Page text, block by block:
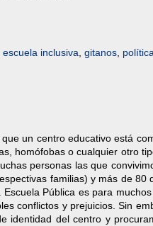
escuela inclusiva gitanos política
un centro educativo está
homófobas o cualquier otro
personas las que
familias) y más de 80
Pública es para muchos
conflictos y prejuicios. Sin
identidad del centro y